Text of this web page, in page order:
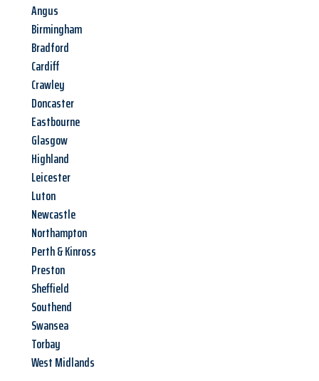
Angus
Birmingham
Bradford
Cardiff
Crawley
Doncaster
Eastbourne
Glasgow
Highland
Leicester
Luton
Newcastle
Northampton
Perth & Kinross
Preston
Sheffield
Southend
Swansea
Torbay
West Midlands